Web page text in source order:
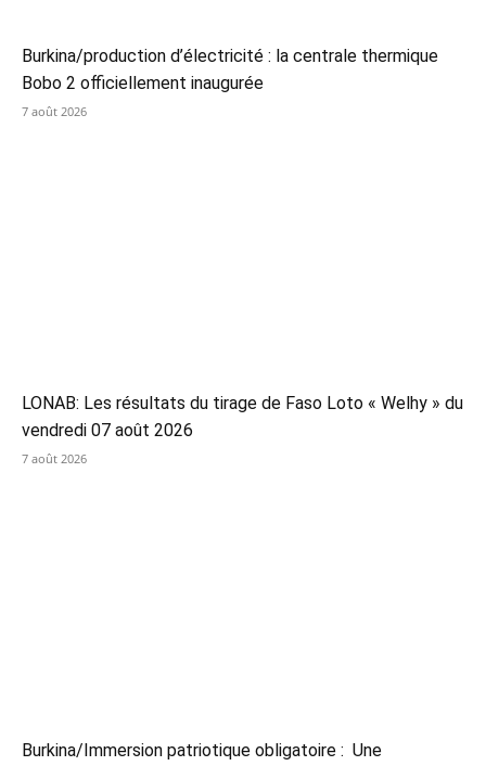
Burkina/production d’électricité : la centrale thermique
Bobo 2 officiellement inaugurée
7 août 2026
LONAB: Les résultats du tirage de Faso Loto « Welhy » du
vendredi 07 août 2026
7 août 2026
Burkina/Immersion patriotique obligatoire : Une